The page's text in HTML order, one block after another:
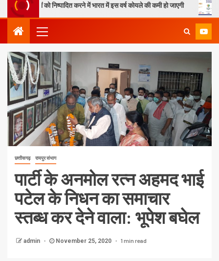
खदानों को निष्पादित करने में भारत में इस वर्ष कोयले की कमी हो जाएगी ओपी
छत्तीसगढ़ रायपुर संभाग
पार्टी के अनमोल रत्न अहमद भाई
पटेल के निधन का समाचार
स्तब्ध कर देने वाला: भूपेश बघेल
admin November 25, 2020 1 min read